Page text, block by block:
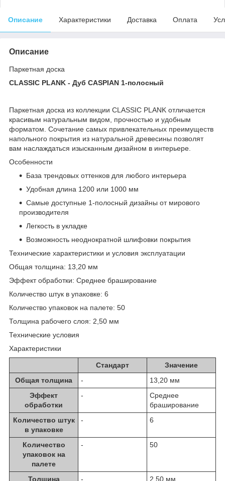
Описание Характеристики Доставка Оплата
Описание
Паркетная доска
CLASSIC PLANK - Дуб CASPIAN 1-полосный
Паркетная доска из коллекции CLASSIC PLANK отличается
красивым натуральным видом, прочностью и удобным
форматом. Сочетание самых привлекательных преимуществ
напольного покрытия из натуральной древесины позволят
вам наслаждаться изысканным дизайном в интерьере.
Особенности
База трендовых оттенков для любого интерьера
Удобная длина 1200 или 1000 мм
Самые доступные 1-полосный дизайны от мирового
производителя
Легкость в укладке
Возможность неоднократной шлифовки покрытия
Технические характеристики и условия эксплуатации
Общая толщина: 13,20 мм
Эффект обработки: Среднее браширование
Количество штук в упаковке: 6
Количество упаковок на палете: 50
Толщина рабочего слоя: 2,50 мм
Технические условия
Характеристики
Стандарт
Значение
Общая толщина
-
13,20 мм
Эффект
обработки
-
Среднее
браширование
Количество штук
в упаковке
- 6
Количество
упаковок на
палете
- 50
Толщина - 2,50 мм